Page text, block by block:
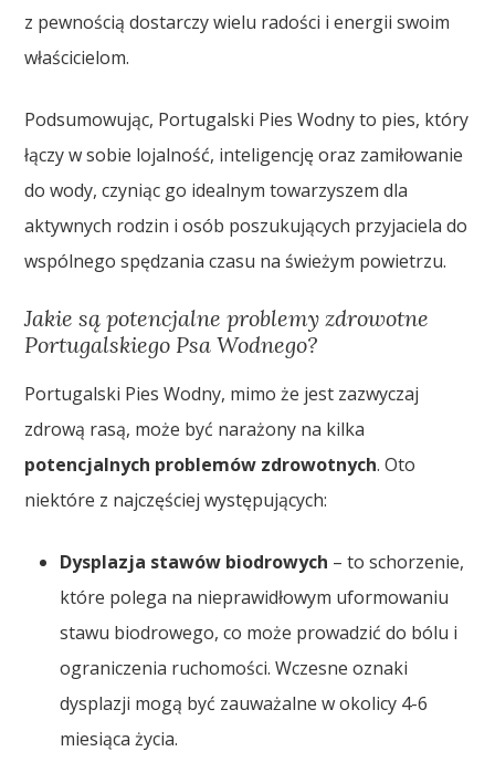
z pewnością dostarczy wielu radości i energii swoim
właścicielom.
Podsumowując, Portugalski Pies Wodny to pies, który
łączy w sobie lojalność, inteligencję oraz zamiłowanie
do wody, czyniąc go idealnym towarzyszem dla
aktywnych rodzin i osób poszukujących przyjaciela do
wspólnego spędzania czasu na świeżym powietrzu.
Jakie są potencjalne problemy zdrowotne
Portugalskiego Psa Wodnego?
Portugalski Pies Wodny, mimo że jest zazwyczaj
zdrową rasą, może być narażony na kilka
potencjalnych problemów zdrowotnych. Oto
niektóre z najczęściej występujących:
Dysplazja stawów biodrowych – to schorzenie,
które polega na nieprawidłowym uformowaniu
stawu biodrowego, co może prowadzić do bólu i
ograniczenia ruchomości. Wczesne oznaki
dysplazji mogą być zauważalne w okolicy 4-6
miesiąca życia.